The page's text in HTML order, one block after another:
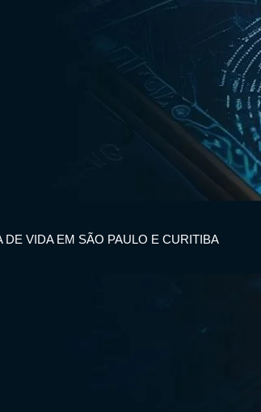
DE VIDA EM SÃO PAULO E CURITIBA